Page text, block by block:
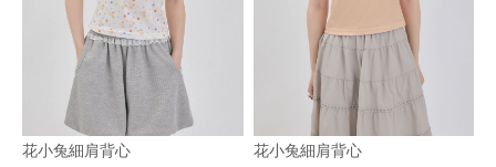
花小兔細肩背心
花小兔細肩背心